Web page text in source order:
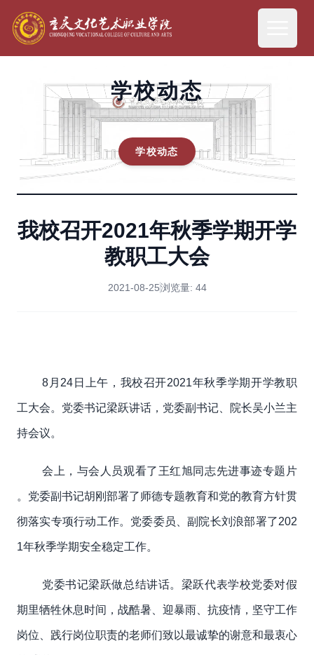
学校动态
学校动态
我校召开2021年秋季学期开学
教职工大会
2021-08-25浏览量: 44
8月24日上午，我校召开2021年秋季学期开学教职
工大会。党委书记梁跃讲话，党委副书记、院长吴小兰主
持会议。
会上，与会人员观看了王红旭同志先进事迹专题片
。党委副书记胡刚部署了师德专题教育和党的教育方针贯
彻落实专项行动工作。党委委员、副院长刘浪部署了202
1年秋季学期安全稳定工作。
党委书记梁跃做总结讲话。梁跃代表学校党委对假
期里牺牲休息时间，战酷暑、迎暴雨、抗疫情，坚守工作
岗位、践行岗位职责的老师们致以最诚挚的谢意和最衷心